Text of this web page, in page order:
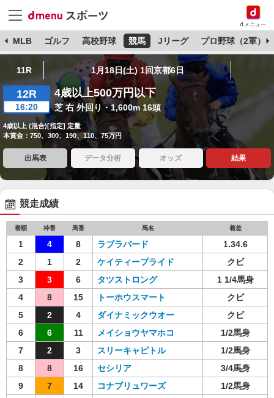
dメニュー
MLB ゴルフ 高校野球 競馬 Jリーグ プロ野球（2軍）
11R 1月18日(土) 1回京都6日
12R
16:20
4歳以上500万円以下
芝 右 外回り・1,600m 16頭
4歳以上 (混合)[指定] 定量
本賞金：750、300、190、110、75万円
出馬表 データ分析 オッズ 結果
競走成績
着順 枠番 馬番 馬名 着差
1 4 8 ラブラバード
1.34.6
2
1 2 ケイティープライド
クビ
3
3 6 タツストロング
1 1/4馬身
4
8 15 トーホウスマート
クビ
5
2 4 ダイナミックウオー
クビ
6
6 11 メイショウヤマホコ
1/2馬身
7
2 3 スリーキャピトル
1/2馬身
8
8 16 セシリア
3/4馬身
9
7 14 コナブリュワーズ
1/2馬身